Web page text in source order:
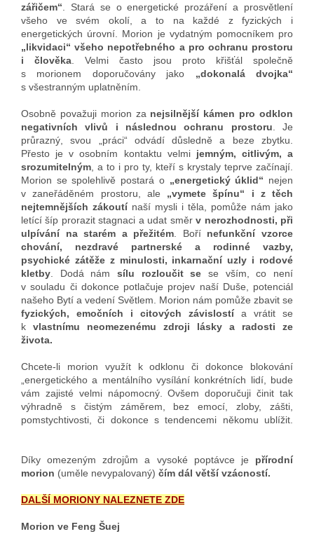
zářičem“. Stará se o energetické prozáření a prosvětlení
všeho ve svém okolí, a to na každé z fyzických i
energetických úrovní. Morion je vydatným pomocníkem pro
„likvidaci“ všeho nepotřebného a pro ochranu prostoru
i člověka. Velmi často jsou proto křišťál společně
s morionem doporučovány jako „dokonalá dvojka“
s všestranným uplatněním.
Osobně považuji morion za nejsilnější kámen pro odklon
negativních vlivů i následnou ochranu prostoru. Je
průrazný, svou „práci“ odvádí důsledně a beze zbytku.
Přesto je v osobním kontaktu velmijemným, citlivým, a
srozumitelným, a to i pro ty, kteří s krystaly teprve začínají.
Morion se spolehlivě postará o „energetický úklid“ nejen
v zaneřáděném prostoru, ale „vymete špínu“ i z těch
nejtemnějších zákoutínaší mysli i těla, pomůže nám jako
letící šíp prorazit stagnaci a udat směrv nerozhodnosti, při
ulpívání na starém a přežitém. Boří nefunkční vzorce
chování, nezdravé partnerské a rodinné vazby,
psychické zátěže z minulosti, inkarnační uzly i rodové
kletby. Dodá nám sílu rozloučit se se vším, co není
v souladu či dokonce potlačuje projev naší Duše, potenciál
našeho Bytí a vedení Světlem. Morion nám pomůže zbavit se
fyzických, emočních i citových závislostía vrátit se
k vlastnímu neomezenému zdroji lásky a radosti ze
života.
Chcete-li morion využít k odklonu či dokonce blokování
„energetického a mentálního vysílání konkrétních lidí, bude
vám zajisté velmi nápomocný. Ovšem doporučuji činit tak
výhradně s čistým záměrem, bez emocí, zloby, zášti,
pomstychtivosti, či dokonce s tendencemi někomu ublížit.
Díky omezeným zdrojům a vysoké poptávce je přírodní
morion (uměle nevypalovaný) čím dál větší vzácností.
DALŠÍ MORIONY NALEZNETE ZDE
Morion ve Feng Šuej